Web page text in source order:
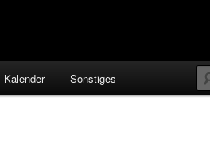
Kalender Sonstiges